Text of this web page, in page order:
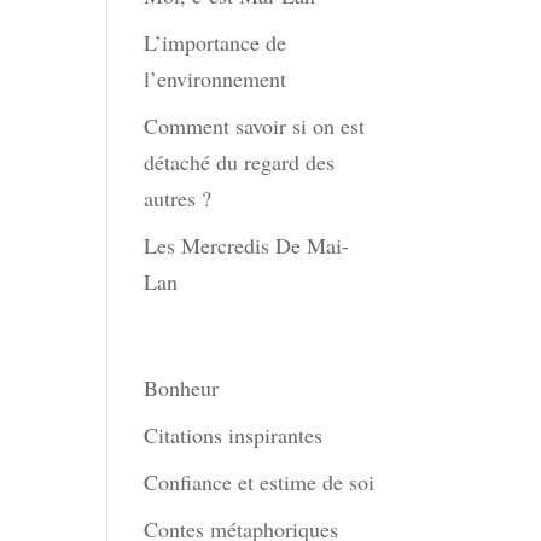
L’importance de
l’environnement
Comment savoir si on est
détaché du regard des
autres ?
Les Mercredis De Mai-
Lan
Bonheur
Citations inspirantes
Confiance et estime de soi
Contes métaphoriques